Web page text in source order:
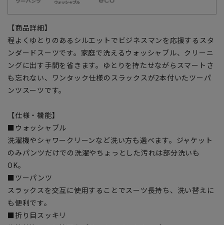
【商品詳細】
程よくゆとりのあるシルエットでビジネスマンを応援するスタ
ンダードスーツです。家庭で洗えるウォッシャブル、クリーニ
ングに出す手間を省きます。ゆとりを持たせながらスマートさ
も忘れない、ワンタック仕様のスラックスが2本付いたツーパ
ンツスーツです。
【仕様・機能】
■ウォッシャブル
洗濯機やシャワークリーンなど洗い方も選べます。ジャケット
のみパンツだけでの洗濯やちょっとした汚れは部分洗いも
OK。
■ツーパンツ
スラックスを交互に使用することでスーツ長持ち、洗い替えに
も便利です。
■折り目スッキリ